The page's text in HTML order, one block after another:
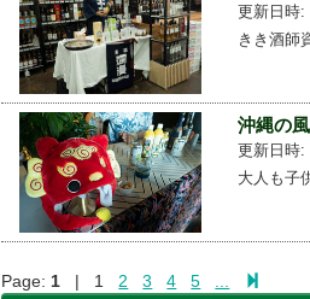
更新日時:
きき酒師
沖縄の
更新日時:
大人も子
Page: 1 | 1 2 3 4 5